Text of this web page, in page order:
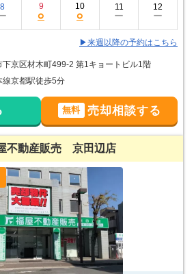
8 9
○
10
○
11
ー
12
ー
▶来週以降の予約はこちら
下京区材木町499-2 第1キョートビル1階
線京都駅徒歩5分
無料 売却相談する
不動産販売 京田辺店